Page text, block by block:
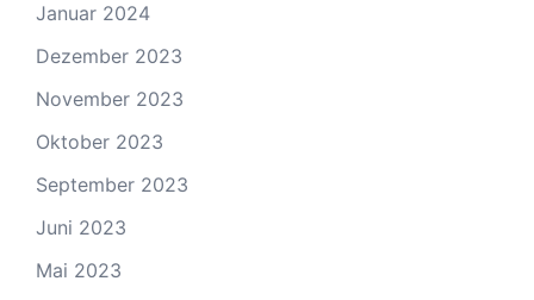
Januar 2024
Dezember 2023
November 2023
Oktober 2023
September 2023
Juni 2023
Mai 2023